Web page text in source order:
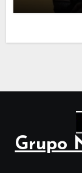
Grupo